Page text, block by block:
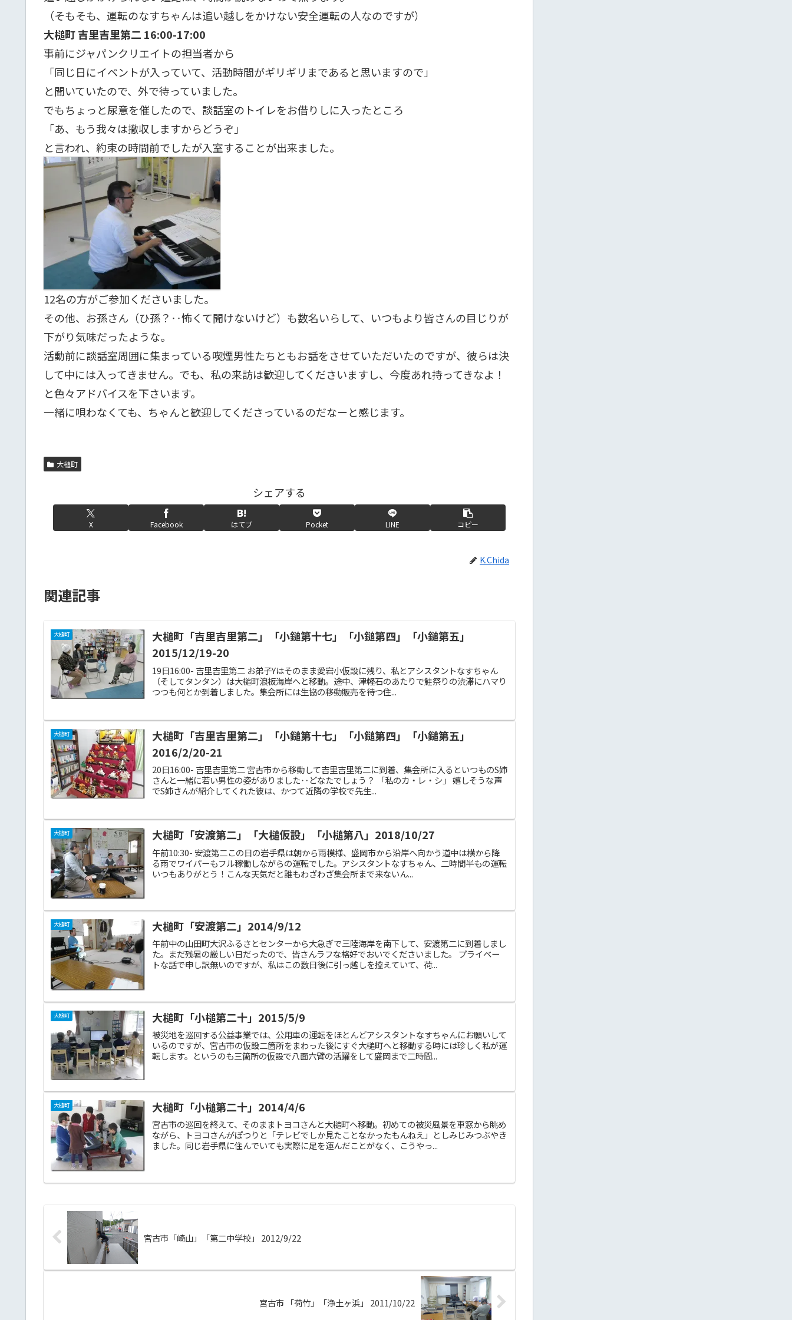
（そもそも、運転のなすちゃんは追い越しをかけない安全運転の人なのですが）
大槌町 吉里吉里第二 16:00-17:00
事前にジャパンクリエイトの担当者から
「同じ日にイベントが入っていて、活動時間がギリギリまであると思いますので」
と聞いていたので、外で待っていました。
でもちょっと尿意を催したので、談話室のトイレをお借りしに入ったところ
「あ、もう我々は撤収しますからどうぞ」
と言われ、約束の時間前でしたが入室することが出来ました。
12名の方がご参加くださいました。
その他、お孫さん（ひ孫？‥怖くて聞けないけど）も数名いらして、いつもより皆さんの目じりが
下がり気味だったような。
活動前に談話室周囲に集まっている喫煙男性たちともお話をさせていただいたのですが、彼らは決
して中には入ってきません。でも、私の来訪は歓迎してくださいますし、今度あれ持ってきなよ！
と色々アドバイスを下さいます。
一緒に唄わなくても、ちゃんと歓迎してくださっているのだなーと感じます。
大槌町
シェアする
X Facebook はてブ Pocket LINE コピー
K.Chida
関連記事
大槌町
大槌町「吉里吉里第二」「小鎚第十七」「小鎚第四」「小鎚第五」
2015/12/19-20
19日16:00- 吉里吉里第二 お弟子Yはそのまま愛宕小仮設に残り、私とアシスタントなすちゃん
（そしてタンタン）は大槌町浪板海岸へと移動。途中、津軽石のあたりで鮭祭りの渋滞にハマり
つつも何とか到着しました。集会所には生協の移動販売を待つ住...
大槌町
大槌町「吉里吉里第二」「小鎚第十七」「小鎚第四」「小鎚第五」
2016/2/20-21
20日16:00- 吉里吉里第二 宮古市から移動して吉里吉里第二に到着、集会所に入るといつものS姉
さんと一緒に若い男性の姿がありました‥どなたでしょう？ 「私のカ・レ・シ」 嬉しそうな声
でS姉さんが紹介してくれた彼は、かつて近隣の学校で先生...
大槌町 大槌町「安渡第二」「大槌仮設」「小槌第八」2018/10/27
午前10:30- 安渡第二この日の岩手県は朝から雨模様、盛岡市から沿岸へ向かう道中は横から降
る雨でワイパーもフル稼働しながらの運転でした。アシスタントなすちゃん、二時間半もの運転
いつもありがとう！こんな天気だと誰もわざわざ集会所まで来ないん...
大槌町 大槌町「安渡第二」2014/9/12
午前中の山田町大沢ふるさとセンターから大急ぎで三陸海岸を南下して、安渡第二に到着しまし
た。まだ残暑の厳しい日だったので、皆さんラフな格好でおいでくださいました。 プライベー
トな話で申し訳無いのですが、私はこの数日後に引っ越しを控えていて、荷...
大槌町 大槌町「小槌第二十」2015/5/9
被災地を巡回する公益事業では、公用車の運転をほとんどアシスタントなすちゃんにお願いして
いるのですが、宮古市の仮設二箇所をまわった後にすぐ大槌町へと移動する時には珍しく私が運
転します。というのも三箇所の仮設で八面六臂の活躍をして盛岡まで二時間...
大槌町 大槌町「小槌第二十」2014/4/6
宮古市の巡回を終えて、そのままトヨコさんと大槌町へ移動。初めての被災風景を車窓から眺め
ながら、トヨコさんがぽつりと「テレビでしか見たことなかったもんねえ」としみじみつぶやき
ました。同じ岩手県に住んでいても実際に足を運んだことがなく、こうやっ...
宮古市「崎山」「第二中学校」 2012/9/22
宮古市 「荷竹」「浄土ヶ浜」 2011/10/22